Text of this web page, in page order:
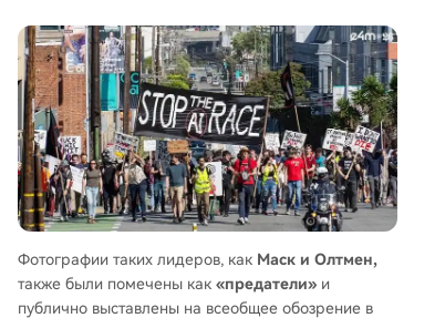
Фотографии таких лидеров, как Маск и Олтмен,
также были помечены как «предатели» и
публично выставлены на всеобщее обозрение в